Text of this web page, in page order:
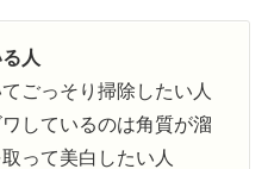
人
ごっそり掃除したい人
しているのは角質が溜
って美白したい人